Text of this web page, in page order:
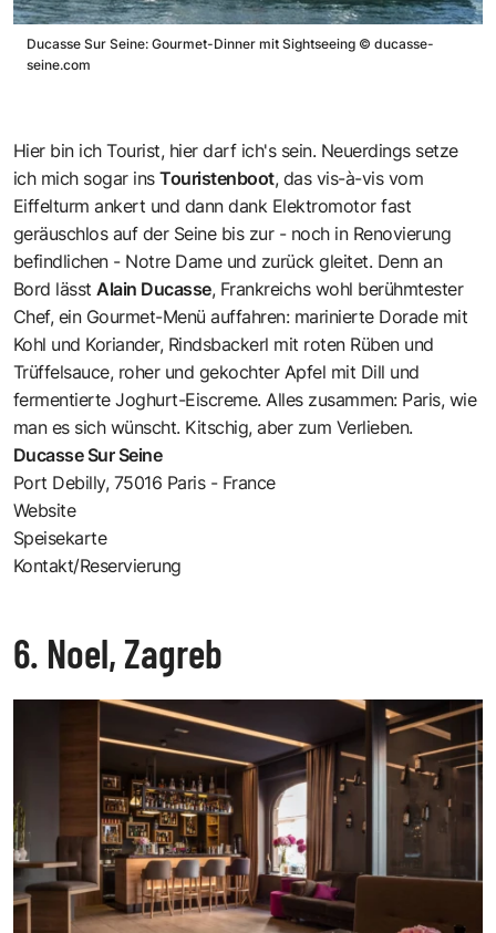
Ducasse Sur Seine: Gourmet-Dinner mit Sightseeing © ducasse-
seine.com
Hier bin ich Tourist, hier darf ich's sein. Neuerdings setze
ich mich sogar insTouristenboot, das vis-à-vis vom
Eiffelturm ankert und dann dank Elektromotor fast
geräuschlos auf der Seine bis zur - noch in Renovierung
befindlichen - Notre Dame und zurück gleitet. Denn an
Bord lässt Alain Ducasse, Frankreichs wohl berühmtester
Chef, ein Gourmet-Menü auffahren: marinierte Dorade mit
Kohl und Koriander, Rindsbackerl mit roten Rüben und
Trüffelsauce, roher und gekochter Apfel mit Dill und
fermentierte Joghurt-Eiscreme. Alles zusammen: Paris, wie
man es sich wünscht. Kitschig, aber zum Verlieben.
Ducasse Sur Seine
Port Debilly, 75016 Paris - France
Website
Speisekarte
Kontakt/Reservierung
6. Noel, Zagreb